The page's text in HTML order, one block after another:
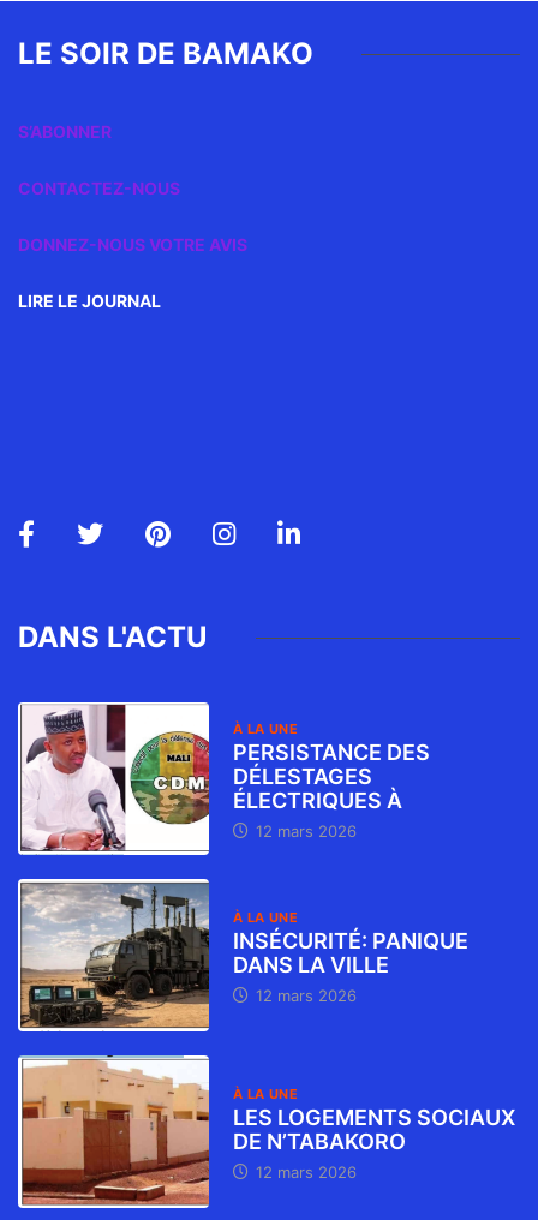
LE SOIR DE BAMAKO
S’ABONNER
CONTACTEZ-NOUS
DONNEZ-NOUS VOTRE AVIS
LIRE LE JOURNAL
DANS L'ACTU
À LA UNE
PERSISTANCE DES
DÉLESTAGES
ÉLECTRIQUES À
12 mars 2026
À LA UNE
INSÉCURITÉ: PANIQUE
DANS LA VILLE
12 mars 2026
À LA UNE
LES LOGEMENTS SOCIAUX
DE N’TABAKORO
12 mars 2026